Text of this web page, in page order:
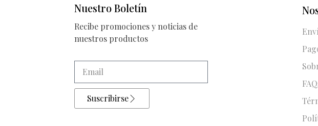
Nuestro Boletín
Recibe promociones y noticias de
nuestros productos
Suscribirse